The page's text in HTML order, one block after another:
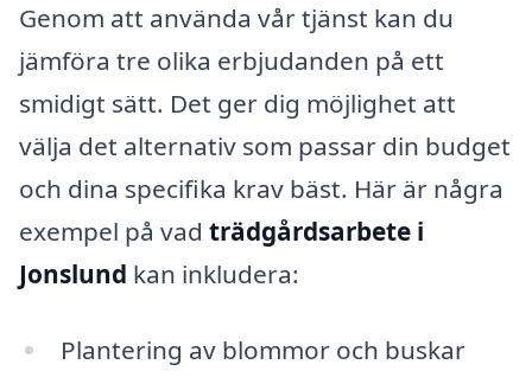
Genom att använda vår tjänst kan du
jämföra tre olika erbjudanden på ett
smidigt sätt. Det ger dig möjlighet att
välja det alternativ som passar din budget
och dina specifika krav bäst. Här är några
exempel på vad trädgårdsarbete i
Jonslund kan inkludera:
Plantering av blommor och buskar